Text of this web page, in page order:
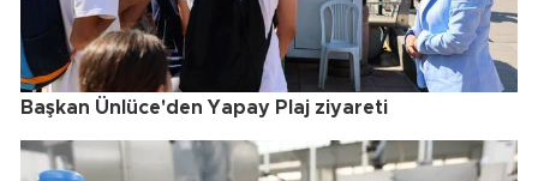
Başkan Ünlüce'den Yapay Plaj ziyareti